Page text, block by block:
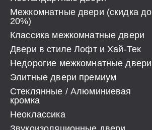
Межкомнатные двери (скидка до
20%)
Классика межкомнатные двери
Двери в стиле Лофт и Хай-Тек
Недорогие межкомнатные двери
Элитные двери премиум
Стеклянные / Алюминиевая
кромка
Неоклассика